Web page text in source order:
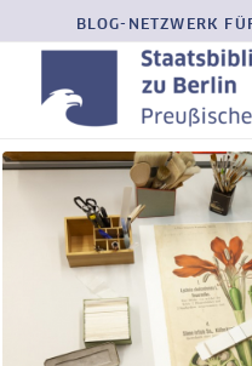
BLOG-NETZWERK